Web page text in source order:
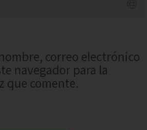
correo electrónico
navegador para la
que comente.